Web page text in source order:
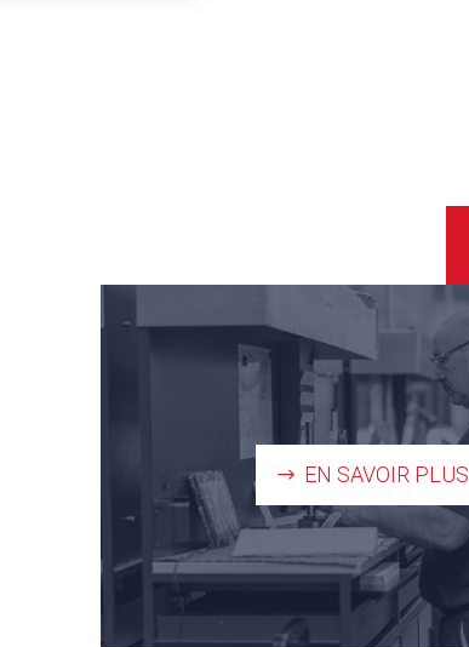
EN SAVOIR PLUS